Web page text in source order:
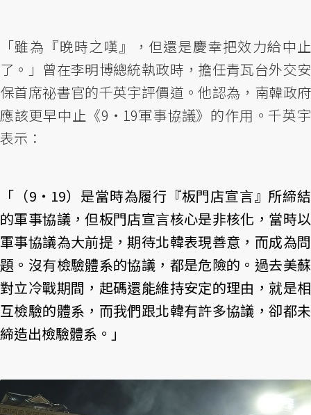
「雖為『晚時之嘆』，但還是慶幸把效力給中止
了。」曾在李明博總統執政時，擔任青瓦台外交安
保首席祕書官的千英宇評價道。他認為，南韓政府
應該更早中止《9‧19軍事協議》的作用。千英宇
表示：
「（9‧19）是當時為履行『板門店宣言』所締結
的軍事協議，但板門店宣言核心是非核化，當時以
軍事協議為大前提，期待北韓表現善意，而成為問
題。沒有檢驗體系的協議，都是危險的。過去美蘇
對立冷戰期間，起碼還能維持安定的理由，就是相
互檢驗的體系，而我們跟北韓有許多協議，卻都未
締造出檢驗體系。」